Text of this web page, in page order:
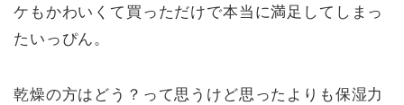
ケもかわいくて買っただけで本当に満足してしまっ
たいっぴん。
乾燥の方はどう？って思うけど思ったよりも保湿力